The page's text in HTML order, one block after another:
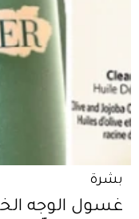
بشرة
غسول الوجه